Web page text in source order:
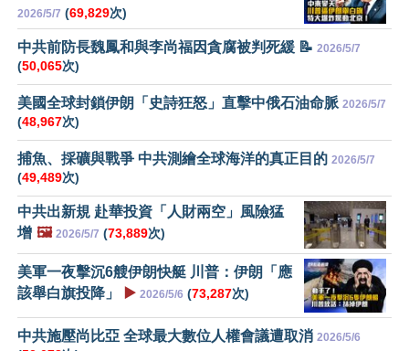
2026/5/7 (69,829次)
中共前防長魏鳳和與李尚福因貪腐被判死緩 📝 2026/5/7
(50,065次)
美國全球封鎖伊朗「史詩狂怒」直擊中俄石油命脈 2026/5/7
(48,967次)
捕魚、採礦與戰爭 中共測繪全球海洋的真正目的 2026/5/7
(49,489次)
中共出新規 赴華投資「人財兩空」風險猛
增 🖼️ 2026/5/7 (73,889次)
美軍一夜擊沉6艘伊朗快艇 川普：伊朗「應
該舉白旗投降」
▶️ 2026/5/6 (73,287次)
中共施壓尚比亞 全球最大數位人權會議遭取消 2026/5/6